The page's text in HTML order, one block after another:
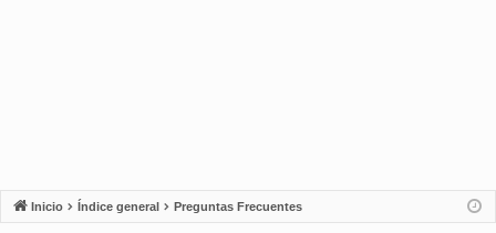
Inicio Índice general Preguntas Frecuentes